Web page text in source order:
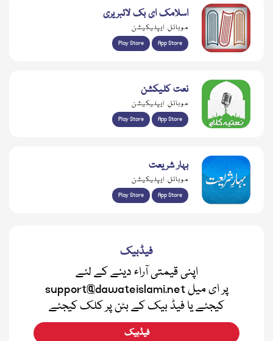
اسلامک ای بک لائبریری
موبائل ایپلیکیشن
Play Store App Store
نعت کلیکشن
موبائل ایپلیکیشن
Play Store App Store
بہار شریعت
موبائل ایپلیکیشن
Play Store App Store
فیڈبیک
اپنی قیمتی آراء دینے کے لئے
support@dawateislami.net پر ای میل
کیجئے یا فیڈ بیک کے بٹن پر کلک کیجئے
فیڈبیک